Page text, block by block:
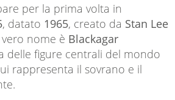
per la prima volta in
, datato 1965, creato da Stan Lee
nome è Blackagar
delle figure centrali del mondo
rappresenta il sovrano e il